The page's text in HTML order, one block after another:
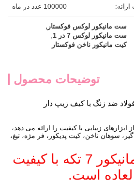
ارائه: 100000 عدد در ماه
ست مانیکور لوکس فوکستار ,
ست مانیکور لوکس 7 در 1 ,
کیت مانیکور ناخن فوکستار
توضیحات محصول
زیبایی با کیفیت را ارائه می دهد،
سوهان ناخن، کیت پدیکور، فر مژه، تیغ،
است.